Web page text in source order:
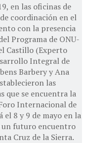
en las oficinas de
coordinación en el
con la presencia
Programa de ONU-
Castillo (Experto
Integral de
Barbery y Ana
las
que se encuentra la
Internacional de
el 8 y 9 de mayo en la
un futuro encuentro
Cruz de la Sierra.